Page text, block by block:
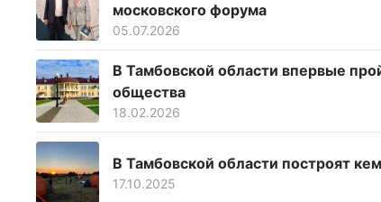
московского форума
05.07.2026
В Тамбовской области впервые
общества
18.02.2026
В Тамбовской области построят
17.10.2025